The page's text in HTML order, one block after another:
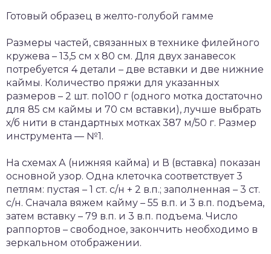
Готовый образец в желто-голубой гамме
Размеры частей, связанных в технике филейного
кружева – 13,5 см х 80 см. Для двух занавесок
потребуется 4 детали – две вставки и две нижние
каймы. Количество пряжи для указанных
размеров – 2 шт. по100 г (одного мотка достаточно
для 85 см каймы и 70 см вставки), лучше выбрать
х/б нити в стандартных мотках 387 м/50 г. Размер
инструмента — №1.
На схемах А (нижняя кайма) и В (вставка) показан
основной узор. Одна клеточка соответствует 3
петлям: пустая – 1 ст. с/н + 2 в.п.; заполненная – 3 ст.
с/н. Сначала вяжем кайму – 55 в.п. и 3 в.п. подъема,
затем вставку – 79 в.п. и 3 в.п. подъема. Число
раппортов – свободное, закончить необходимо в
зеркальном отображении.